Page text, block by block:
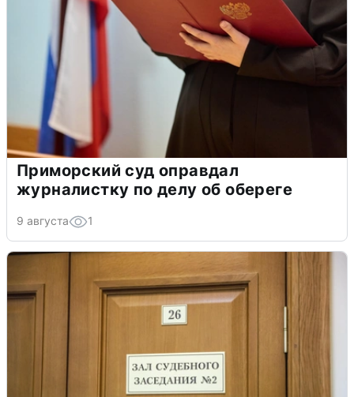
Приморский суд оправдал
журналистку по делу об обереге
9 августа 1